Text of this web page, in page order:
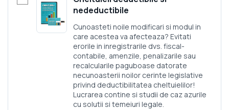
nedeductibile
Cunoasteti noile modificari si modul in
care acestea va afecteaza? Evitati
erorile in inregistrarile dvs. fiscal-
contabile, amenzile, penalizarile sau
recalcularile paguboase datorate
necunoasterii noilor cerinte legislative
privind deductibilitatea cheltuielilor!
Lucrarea contine si studii de caz azurile
cu solutii si temeiuri legale.